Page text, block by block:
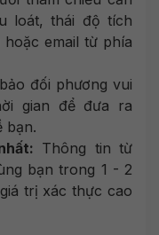
loát, thái độ tích
email từ phía
đối phương vui
gian để đưa ra
bạn.
Thông tin từ
bạn trong 1 - 2
trị xác thực cao